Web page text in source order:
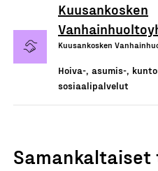
Kuusankosken
Kuusankosken
Hoiva-, asumis-,
sosiaalipalvelut